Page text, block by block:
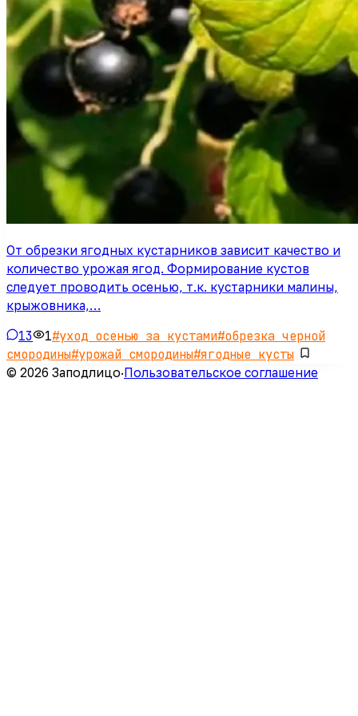
От обрезки ягодных кустарников зависит качество и
количество урожая ягод. Формирование кустов
следует проводить осенью, т.к. кустарники малины,
крыжовника,…
13 1#уход осенью за кустами#обрезка черной
смородины#урожай смородины#ягодные кусты
© 2026 Заподлицо· Пользовательское соглашение